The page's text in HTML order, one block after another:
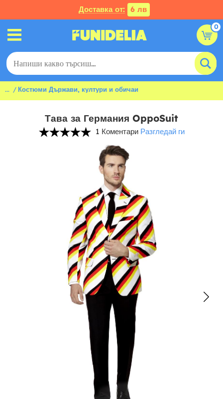
Доставка от: 6 лв
0
... Костюми Държави, култури и обичаи
Тава за Германия OppoSuit
1 Коментари Разгледай ги